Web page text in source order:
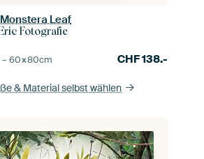
Leaf
Fotografie
–60×80cm CHF138.-
& Material selbst wählen